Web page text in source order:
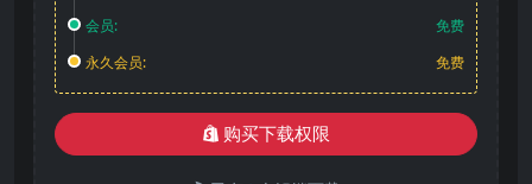
会员:
免费
永久会员:
免费
购买下载权限